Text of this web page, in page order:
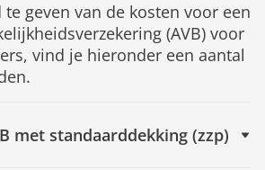
geven van de kosten voor een
(AVB) voor
vind je hieronder een aantal
met standaarddekking (zzp)